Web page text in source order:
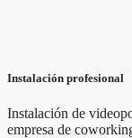
Instalación profesional
Instalación de
empresa de